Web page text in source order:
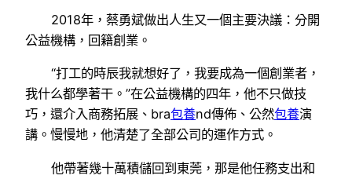
2018年，蔡勇斌做出人生又一個主要決議：分開
公益機構，回籍創業。
“打工的時辰我就想好了，我要成為一個創業者，
我什么都學著干。”在公益機構的四年，他不只做技
巧，還介入商務拓展、bra包養nd傳佈、公然包養演
講。慢慢地，他清楚了全部公司的運作方式。
他帶著幾十萬積儲回到東莞，那是他任務支出和